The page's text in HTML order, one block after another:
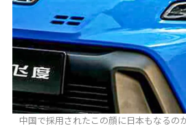
中国で採用されたこの顔に日本もなるの